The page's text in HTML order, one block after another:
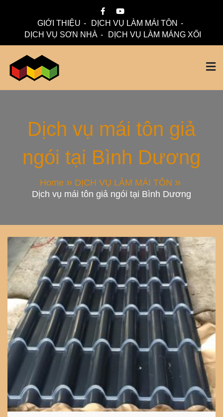
GIỚI THIỆU
DỊCH VỤ LÀM MÁI TÔN
DỊCH VỤ SƠN NHÀ
DỊCH VỤ LÀM MÁNG XỐI
Thi Công Mái Tôn,
Máng Xối Chuyên
Nghiệp – Mái Nhà
Đẹp
Dịch vụ mái tôn giả
ngói tại Bình Dương
Home
DỊCH VỤ LÀM MÁI TÔN
Dịch vụ mái tôn giả ngói tại Bình Dương